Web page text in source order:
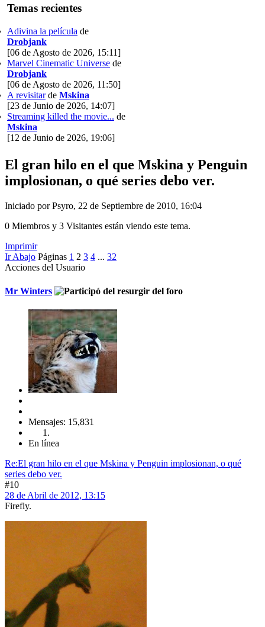
Temas recientes
Adivina la película de
Drobjank
[06 de Agosto de 2026, 15:11]
Marvel Cinematic Universe de
Drobjank
[06 de Agosto de 2026, 11:50]
A revisitarde Mskina
[23 de Junio de 2026, 14:07]
Streaming killed the movie... de
Mskina
[12 de Junio de 2026, 19:06]
El gran hilo en el que Mskina y Penguin
implosionan, o qué series debo ver.
Iniciado por Psyro, 22 de Septiembre de 2010, 16:04
0 Miembros y 3 Visitantes están viendo este tema.
Imprimir
Ir Abajo Páginas 1 2 3 4 ... 32
Acciones del Usuario
Mr Winters
Mensajes: 15,831
En línea
Re:El gran hilo en el que Mskina y Penguin implosionan, o qué
series debo ver.
#10
28 de Abril de 2012, 13:15
Firefly.